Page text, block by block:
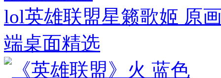
lol英雄联盟星籁歌姬 原
端桌面精选